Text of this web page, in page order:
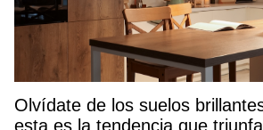
Olvídate de los suelos
esta es la tendencia que